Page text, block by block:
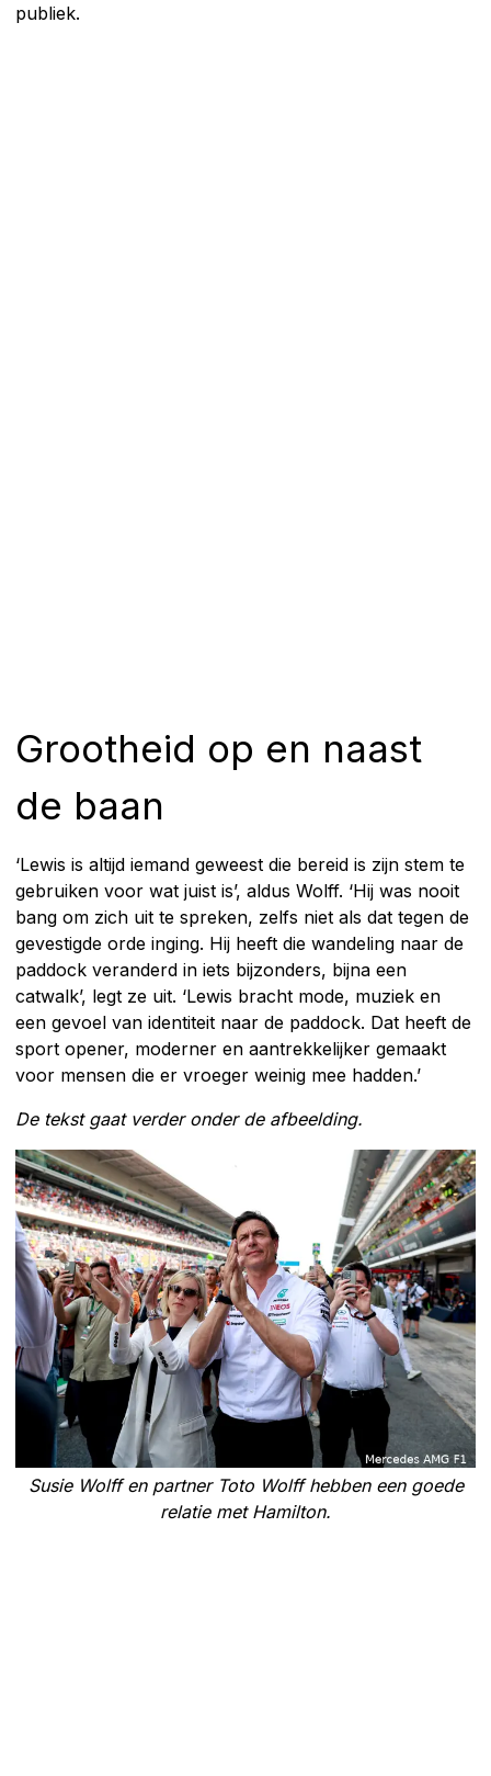
publiek.
Grootheid op en naast
de baan
‘Lewis is altijd iemand geweest die bereid is zijn stem te
gebruiken voor wat juist is’, aldus Wolff. ‘Hij was nooit
bang om zich uit te spreken, zelfs niet als dat tegen de
gevestigde orde inging. Hij heeft die wandeling naar de
paddock veranderd in iets bijzonders, bijna een
catwalk’, legt ze uit. ‘Lewis bracht mode, muziek en
een gevoel van identiteit naar de paddock. Dat heeft de
sport opener, moderner en aantrekkelijker gemaakt
voor mensen die er vroeger weinig mee hadden.’
De tekst gaat verder onder de afbeelding.
Susie Wolff en partner Toto Wolff hebben een goede
relatie met Hamilton.